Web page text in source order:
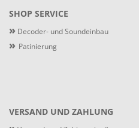
SHOP SERVICE
» Decoder- und Soundeinbau
» Patinierung
VERSAND UND ZAHLUNG